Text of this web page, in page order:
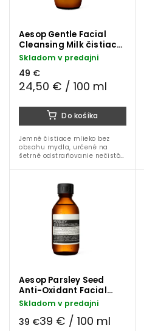
Aesop Gentle Facial
Cleansing Milk čistiace
pleťové mlieko 200 ml
Skladom v predajni
49 €
24,50 € / 100 ml
Do košíka
Jemné čistiace mlieko bez
obsahu mydla, určené na
šetrné odstraňovanie nečistôt
levanduľu, santalové drevo a
harmanček pre upokojenie a
hydratáciu pokožky.
Aesop Parsley Seed
Anti-Oxidant Facial
Toner pleťové tonikum
Skladom v predajni
39 €39 € / 100 ml